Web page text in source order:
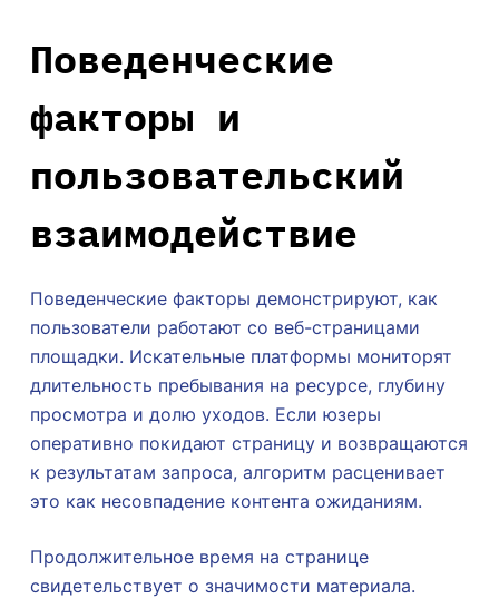
Поведенческие
факторы и
пользовательский
взаимодействие
Поведенческие факторы демонстрируют, как
пользователи работают со веб-страницами
площадки. Искательные платформы мониторят
длительность пребывания на ресурсе, глубину
просмотра и долю уходов. Если юзеры
оперативно покидают страницу и возвращаются
к результатам запроса, алгоритм расценивает
это как несовпадение контента ожиданиям.
Продолжительное время на странице
свидетельствует о значимости материала.